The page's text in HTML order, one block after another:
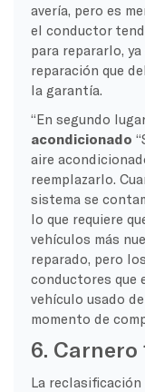
avería, pero es
el conductor
para repararlo,
reparación que
la garantía.
“En segundo
acondicionado
aire
reemplazarlo.
sistema se
lo que requiere
vehículos más
reparado, pero
conductores que
vehículo usado
momento de
6.
La